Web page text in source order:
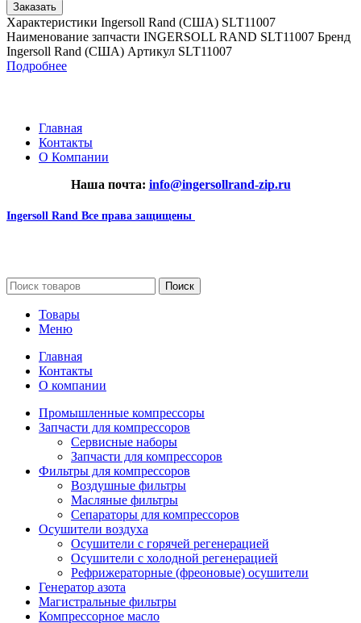
Заказать
Характеристики Ingersoll Rand (США) SLT11007
Наименование запчасти INGERSOLL RAND SLT11007 Бренд
Ingersoll Rand (США) Артикул SLT11007
Подробнее
Главная
Контакты
О Компании
Наша почта: info@ingersollrand-zip.ru
Ingersoll Rand Все права защищены
Поиск
Товары
Меню
Главная
Контакты
О компании
Промышленные компрессоры
Запчасти для компрессоров
Сервисные наборы
Запчасти для компрессоров
Фильтры для компрессоров
Воздушные фильтры
Масляные фильтры
Сепараторы для компрессоров
Осушители воздуха
Осушители с горячей регенерацией
Осушители с холодной регенерацией
Рефрижераторные (фреоновые) осушители
Генератор азота
Магистральные фильтры
Компрессорное масло